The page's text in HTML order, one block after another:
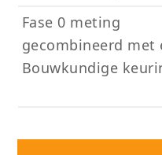
Fase 0 meting
gecombineerd met
Bouwkundige